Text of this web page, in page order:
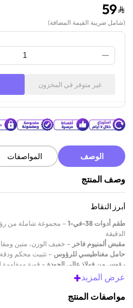
59
(شامل ضريبة القيمة المضافة)
غير متوفر في المخزون
الوصف المواصفات
وصف المنتج
أبرز النقاط
طقم أدوات 38-في-1
– مجموعة شاملة من
الدقيقة
مقبض ألمنيوم فاخر – خفيف الوزن، متين
حامل مغناطيسي للرؤوس – تثبيت محكم ودقة
رؤوس من فولاذ عالي الجودة – قوية ومقاومة
علبة تخزين مدمجة
مثالي لصيانة الإلكترونيات
والمزيد
عرض المزيد+
مواصفات المنتج